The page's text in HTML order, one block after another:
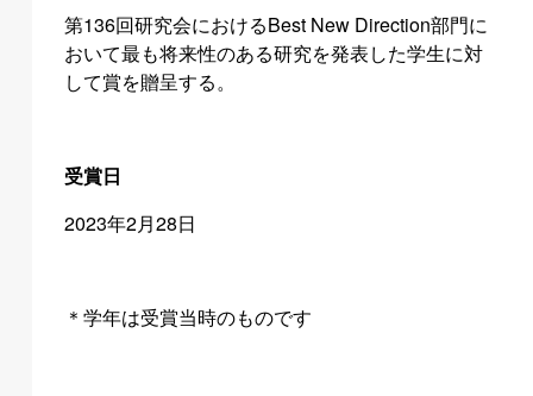
第136回研究会におけるBest New Direction部門に
おいて最も将来性のある研究を発表した学生に対
して賞を贈呈する。
受賞日
2023年2月28日
＊学年は受賞当時のものです